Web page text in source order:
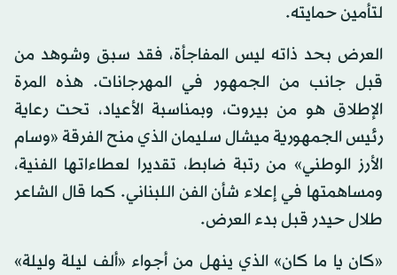
لتأمين حمايته.
العرض بحد ذاته ليس المفاجأة، فقد سبق وشوهد من
قبل جانب من الجمهور في المهرجانات. هذه المرة
الإطلاق هو من بيروت، وبمناسبة الأعياد، تحت رعاية
رئيس الجمهورية ميشال سليمان الذي منح الفرقة «وسام
الأرز الوطني» من رتبة ضابط، تقديرا لعطاءاتها الفنية،
ومساهمتها في إعلاء شأن الفن اللبناني. كما قال الشاعر
طلال حيدر قبل بدء العرض.
«كان يا ما كان» الذي ينهل من أجواء «ألف ليلة وليلة»